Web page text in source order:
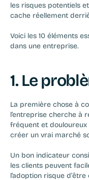
les risques potentiels
cache réellement
Voici les 10 éléments
dans une entreprise.
1. Le
La première chose à
l’entreprise cherche à
fréquent et douloureux
créer un vrai marché
Un bon indicateur
les clients peuvent
l’adoption risque